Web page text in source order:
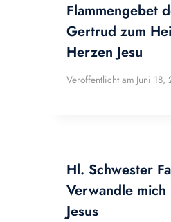
Flammengebet
Gertrud zum
Herzen Jesu
Veröffentlicht am Juni 18,
Hl. Schwester
Verwandle
Jesus